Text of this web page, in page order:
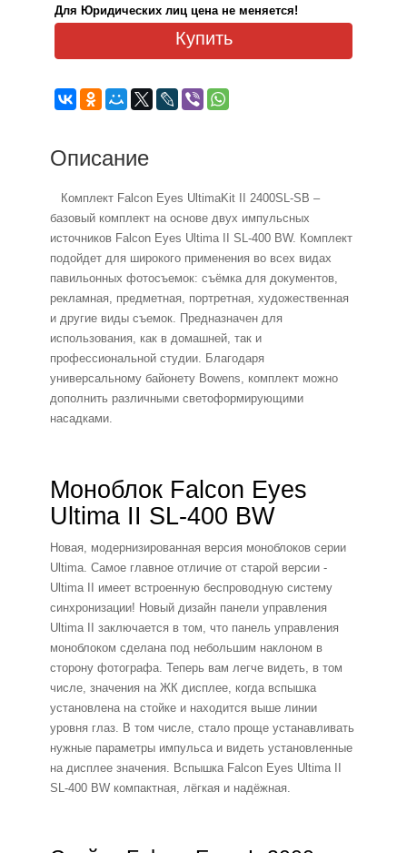
Для Юридических лиц цена не меняется!
Купить
Описание
Комплект Falcon Eyes UltimaKit II 2400SL-SB –
базовый комплект на основе двух импульсных
источников Falcon Eyes Ultima II SL-400 BW. Комплект
подойдет для широкого применения во всех видах
павильонных фотосъемок: съёмка для документов,
рекламная, предметная, портретная, художественная
и другие виды съемок. Предназначен для
использования, как в домашней, так и
профессиональной студии. Благодаря
универсальному байонету Bowens, комплект можно
дополнить различными светоформирующими
насадками.
Моноблок Falcon Eyes
Ultima II SL-400 BW
Новая, модернизированная версия моноблоков серии
Ultima. Самое главное отличие от старой версии -
Ultima II имеет встроенную беспроводную систему
синхронизации! Новый дизайн панели управления
Ultima II заключается в том, что панель управления
моноблоком сделана под небольшим наклоном в
сторону фотографа. Теперь вам легче видеть, в том
числе, значения на ЖК дисплее, когда вспышка
установлена на стойке и находится выше линии
уровня глаз. В том числе, стало проще устанавливать
нужные параметры импульса и видеть установленные
на дисплее значения. Вспышка Falcon Eyes Ultima II
SL-400 BW компактная, лёгкая и надёжная.